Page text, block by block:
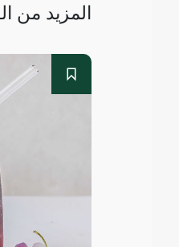
المزيد من